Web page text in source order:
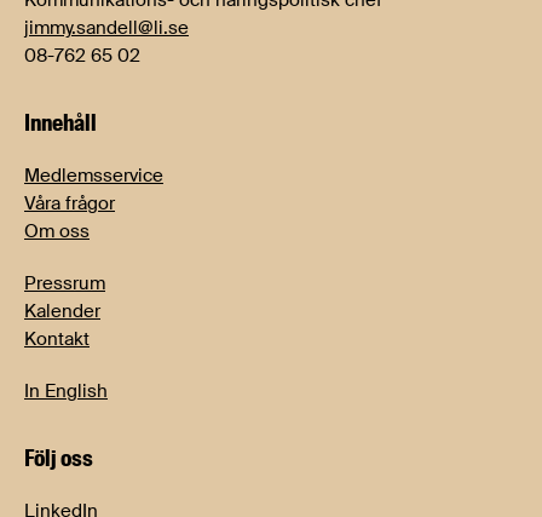
jimmy.sandell@li.se
08-762 65 02
Innehåll
Medlemsservice
Våra frågor
Om oss
Pressrum
Kalender
Kontakt
In English
Följ oss
LinkedIn